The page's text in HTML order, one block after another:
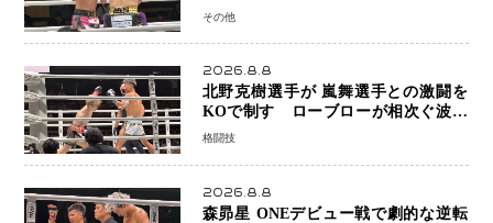
と正確な打撃で判定勝利
その他
2026.8.8
北野克樹選手が 嵐舞選手との激闘を
KOで制す ローブローが相次ぐ波乱
の展開…涙の勝利「生まれてくる娘の
格闘技
2026.8.8
森昴星 ONEデビュー戦で劇的な逆転